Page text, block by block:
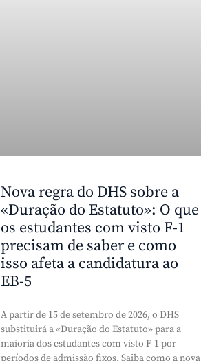
Nova regra do DHS sobre a
«Duração do Estatuto»: O que
os estudantes com visto F-1
precisam de saber e como
isso afeta a candidatura ao
EB-5
A partir de 15 de setembro de 2026, o DHS
substituirá a «Duração do Estatuto» para a
maioria dos estudantes com visto F-1 por
períodos de admissão fixos. Saiba como a nova